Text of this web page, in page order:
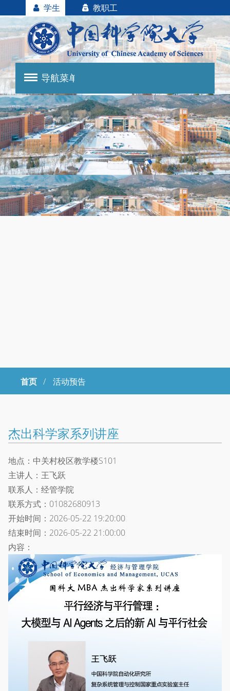
学生 教职工
首页 / 活动预告
杰出科学家系列讲座
地点：中关村校区教学楼S101
主讲人：王飞跃
联系人：经管学院
联系方式：01082680913
开始时间：2026-05-22 19:20:00
结束时间：2026-05-22 21:00:00
内容：